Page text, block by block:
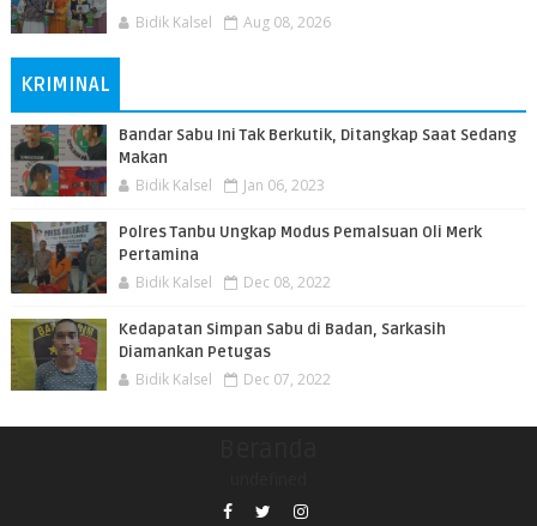
Bidik Kalsel Aug 08, 2026
KRIMINAL
Bandar Sabu Ini Tak Berkutik, Ditangkap Saat Sedang
Makan
Bidik Kalsel Jan 06, 2023
Polres Tanbu Ungkap Modus Pemalsuan Oli Merk
Pertamina
Bidik Kalsel Dec 08, 2022
Kedapatan Simpan Sabu di Badan, Sarkasih
Diamankan Petugas
Bidik Kalsel Dec 07, 2022